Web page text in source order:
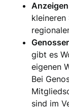
gibt es
eigenen
Bei
sind im